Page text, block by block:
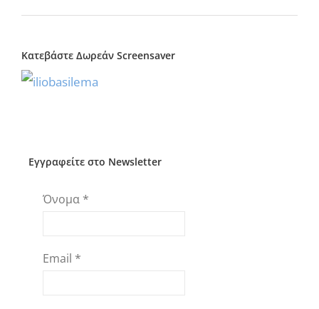
Κατεβάστε Δωρεάν Screensaver
Εγγραφείτε στο Newsletter
Όνομα *
Email *